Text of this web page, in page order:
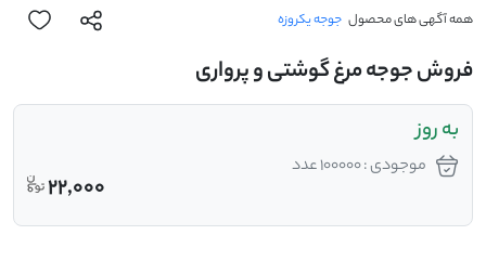
همه آگهی های محصول جوجه یکروزه
فروش جوجه مرغ گوشتی و پرواری
به روز
موجودی : 100000 عدد
22,000